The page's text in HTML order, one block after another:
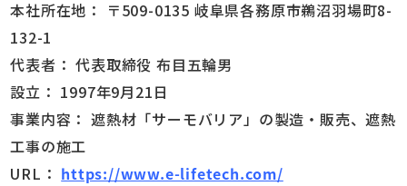
本社所在地： 〒509-0135 岐阜県各務原市鵜沼羽場町8-
132-1
代表者： 代表取締役 布目五輪男
設立： 1997年9月21日
事業内容： 遮熱材「サーモバリア」の製造・販売、遮熱
工事の施工
URL： https://www.e-lifetech.com/